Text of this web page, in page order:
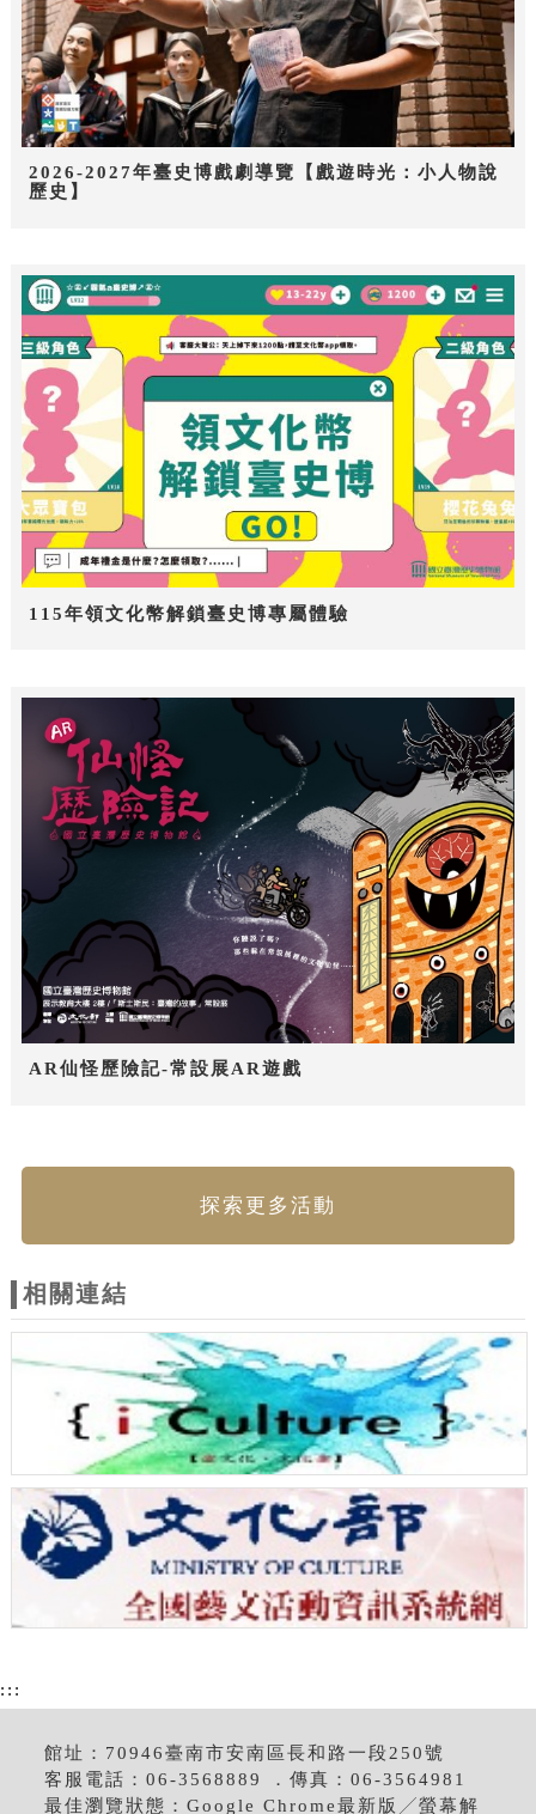
2026-2027年臺史博戲劇導覽【戲遊時光：小人物說
歷史】
115年領文化幣解鎖臺史博專屬體驗
AR仙怪歷險記-常設展AR遊戲
探索更多活動
相關連結
:::
館址：70946臺南市安南區長和路一段250號
客服電話：06-3568889 ．傳真：06-3564981
最佳瀏覽狀態：Google Chrome最新版╱螢幕解